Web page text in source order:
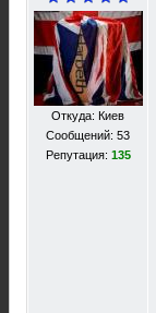
Откуда: Киев
Сообщений: 53
Репутация: 135